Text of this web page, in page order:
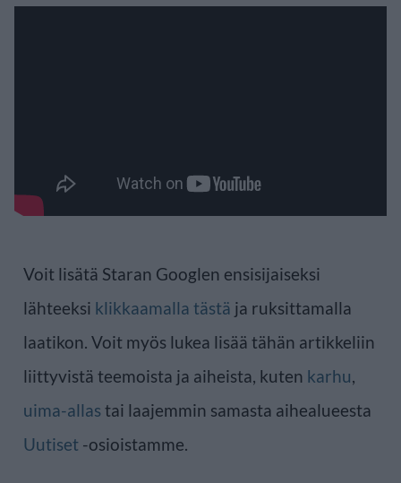
Voit lisätä Staran Googlen ensisijaiseksi
lähteeksi klikkaamalla tästä ja ruksittamalla
laatikon. Voit myös lukea lisää tähän artikkeliin
liittyvistä teemoista ja aiheista, kuten karhu,
uima-allas tai laajemmin samasta aihealueesta
Uutiset -osioistamme.